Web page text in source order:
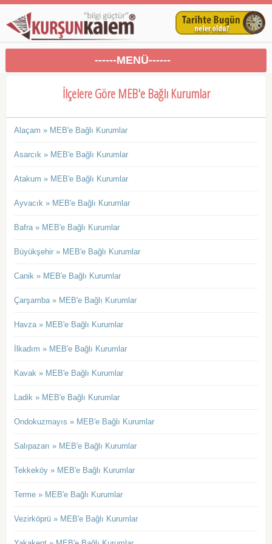
------MENÜ------
İlçelere Göre MEB'e Bağlı Kurumlar
Alaçam » MEB'e Bağlı Kurumlar
Asarcık » MEB'e Bağlı Kurumlar
Atakum » MEB'e Bağlı Kurumlar
Ayvacık » MEB'e Bağlı Kurumlar
Bafra » MEB'e Bağlı Kurumlar
Büyükşehir » MEB'e Bağlı Kurumlar
Canik » MEB'e Bağlı Kurumlar
Çarşamba » MEB'e Bağlı Kurumlar
Havza » MEB'e Bağlı Kurumlar
İlkadım » MEB'e Bağlı Kurumlar
Kavak » MEB'e Bağlı Kurumlar
Ladik » MEB'e Bağlı Kurumlar
Ondokuzmayıs » MEB'e Bağlı Kurumlar
Salıpazarı » MEB'e Bağlı Kurumlar
Tekkeköy » MEB'e Bağlı Kurumlar
Terme » MEB'e Bağlı Kurumlar
Vezirköprü » MEB'e Bağlı Kurumlar